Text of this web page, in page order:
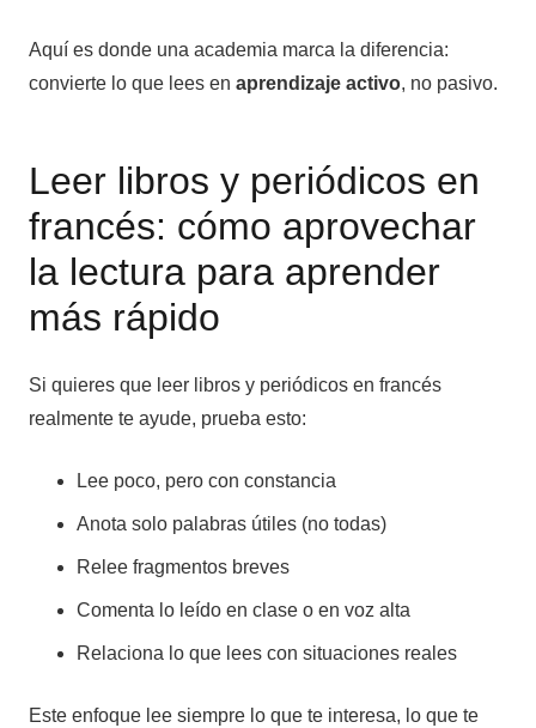
Aquí es donde una academia marca la diferencia:
convierte lo que lees en aprendizaje activo, no pasivo.
Leer libros y periódicos en
francés: cómo aprovechar
la lectura para aprender
más rápido
Si quieres que leer libros y periódicos en francés
realmente te ayude, prueba esto:
Lee poco, pero con constancia
Anota solo palabras útiles (no todas)
Relee fragmentos breves
Comenta lo leído en clase o en voz alta
Relaciona lo que lees con situaciones reales
Este enfoque lee siempre lo que te interesa, lo que te